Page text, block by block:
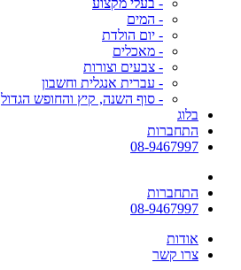
- בעלי מקצוע
- המים
- יום הולדת
- מאכלים
- צבעים וצורות
- עברית אנגלית וחשבון
- סוף השנה, קיץ והחופש הגדול
בלוג
התחברות
08-9467997
התחברות
08-9467997
אודות
צרו קשר